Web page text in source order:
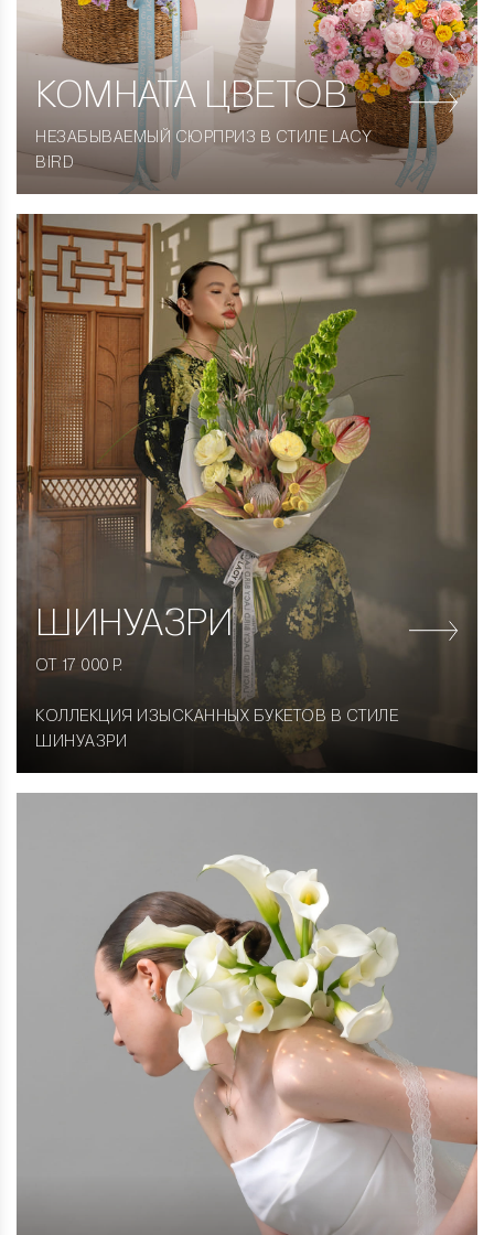
КОМНАТАЦВЕТОВ
НЕЗАБЫВАЕМЫЙ СЮРПРИЗ В СТИЛЕ LACY
BIRD
ШИНУАЗРИ
ОТ 17 000 Р.
КОЛЛЕКЦИЯ ИЗЫСКАННЫХ БУКЕТОВ В СТИЛЕ
ШИНУАЗРИ